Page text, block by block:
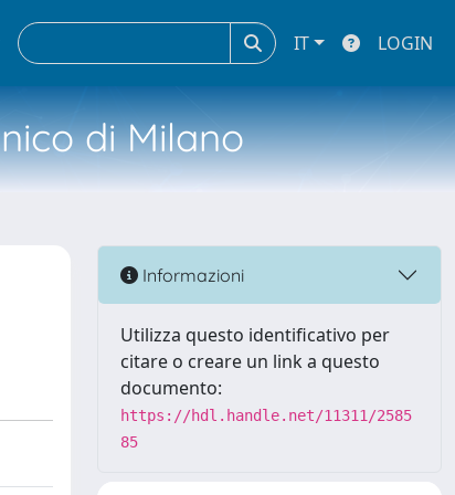
IT LOGIN
di Milano
Informazioni
Utilizza questo identificativo per
citare o creare un link a questo
documento:
https://hdl.handle.net/11311/2585
85